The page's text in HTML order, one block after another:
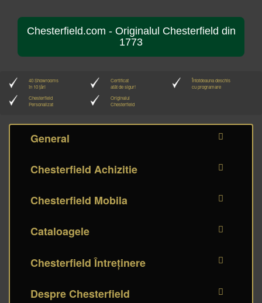
Chesterfield.com - Originalul Chesterfield din
1773
40 Showrooms
în 10 țări
Certificat
atât de sigur!
Întotdeauna deschis
cu programare
Chesterfield
Personalizat
Originalul
Chesterfield
General
Chesterfield Achizitie
Chesterfield Mobila
Cataloagele
Chesterfield Întreținere
Despre Chesterfield